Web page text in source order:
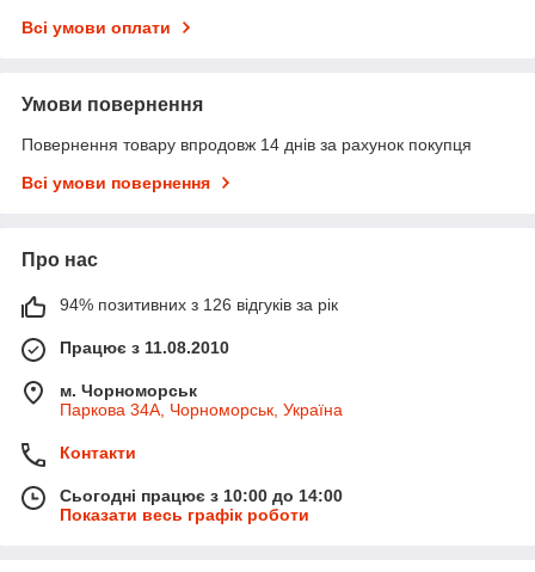
Всі умови оплати
Умови повернення
Повернення товару впродовж 14 днів за рахунок покупця
Всі умови повернення
Про нас
94% позитивних з 126 відгуків за рік
Працює з 11.08.2010
м. Чорноморськ
Паркова 34А, Чорноморськ, Україна
Контакти
Сьогодні працює з 10:00 до 14:00
Показати весь графік роботи